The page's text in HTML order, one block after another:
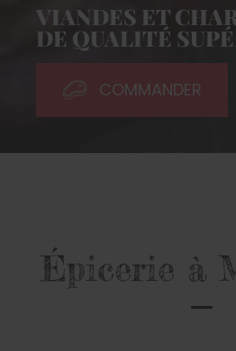
VIANDES ET
DE QUALITÉ
COMMANDER
Épicerie à